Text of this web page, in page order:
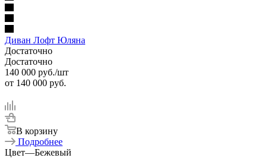
Диван Лофт Юляна
Достаточно
Достаточно
140 000 руб./шт
от 140 000 руб.
В корзину
Подробнее
Цвет—Бежевый